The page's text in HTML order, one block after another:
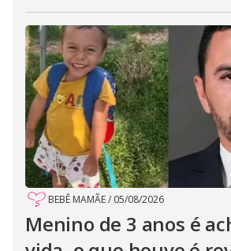
BEBÊ MAMÃE/ 05/08/2026
Menino de 3 anos é